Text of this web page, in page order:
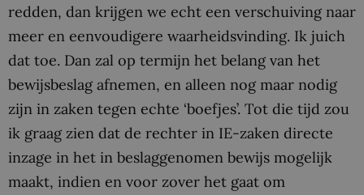
redden, dan krijgen we echt een verschuiving naar
meer en eenvoudigere waarheidsvinding. Ik juich
dat toe. Dan zal op termijn het belang van het
bewijsbeslag afnemen, en alleen nog maar nodig
zijn in zaken tegen echte ‘boefjes’. Tot die tijd zou
ik graag zien dat de rechter in IE-zaken directe
inzage in het in beslaggenomen bewijs mogelijk
maakt, indien en voor zover het gaat om